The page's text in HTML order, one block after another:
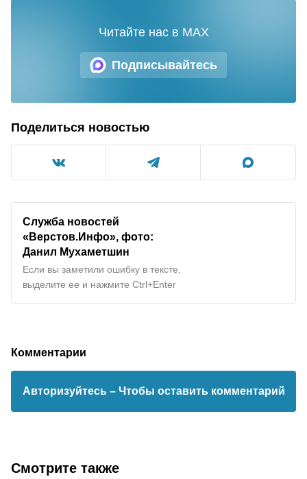
Подписывайтесь
Читайте нас в MAX
Поделиться новостью
Служба новостей
«Верстов.Инфо», фото:
Данил Мухаметшин
Если вы заметили ошибку в тексте,
выделите ее и нажмите Ctrl+Enter
Комментарии
Авторизуйтесь – Чтобы оставить комментарий
Смотрите также